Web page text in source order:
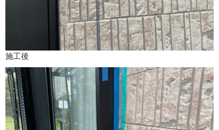
施工後